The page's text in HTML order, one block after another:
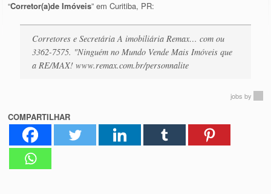
“Corretor(a)de Imóveis” em Curitiba, PR:
Corretores e Secretária A imobiliária Remax… com ou
3362-7575. "Ninguém no Mundo Vende Mais Imóveis que
a RE/MAX! www.remax.com.br/personnalite
jobs by
COMPARTILHAR